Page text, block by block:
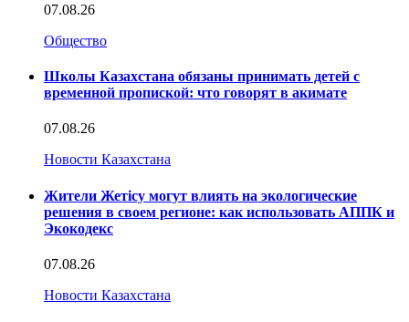
07.08.26
Общество
Школы Казахстана обязаны принимать детей с
временной пропиской: что говорят в акимате
07.08.26
Новости Казахстана
Жители Жетісу могут влиять на экологические
решения в своем регионе: как использовать АППК и
Экокодекс
07.08.26
Новости Казахстана